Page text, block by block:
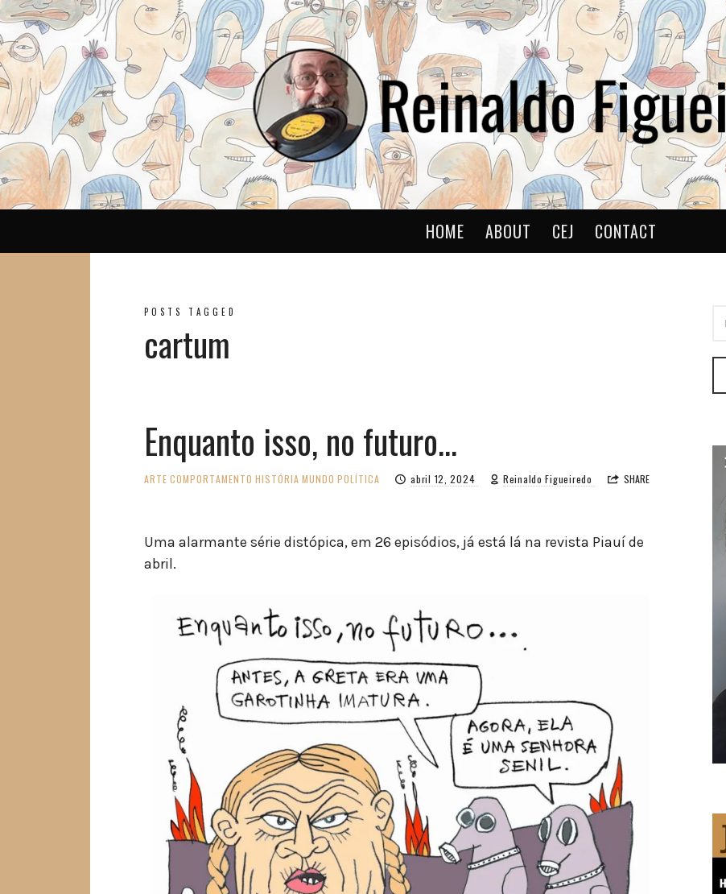
Reinaldo
HOME ABOUT CEJ CONTACT
POSTS TAGGED
cartum
Enquanto isso, no futuro…
ARTE COMPORTAMENTO HISTÓRIA MUNDO POLÍTICA abril 12, 2024 Reinaldo Figueiredo SHARE
Uma alarmante série distópica, em 26 episódios, já está lá na revista Piauí de
abril.